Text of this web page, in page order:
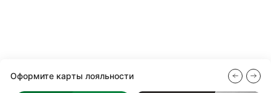
Оформите карты лояльности